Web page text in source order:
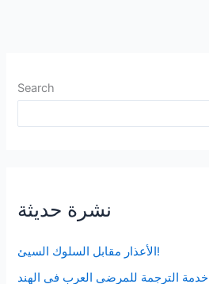
Search
نشرة حديثة
الأعذار مقابل السلوك السيئ!
خدمة الترجمة للمرضى العرب في الهند